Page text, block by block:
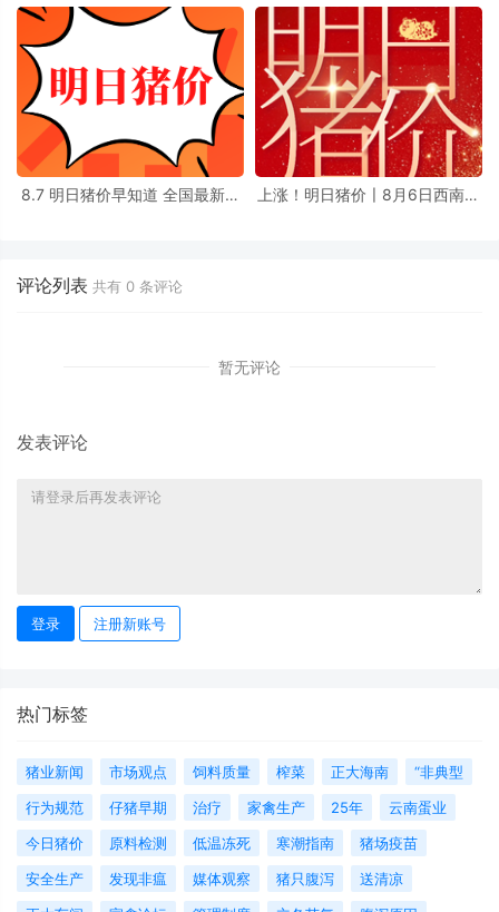
8.7 明日猪价早知道 全国最新猪
上涨！明日猪价〡8月6日西南地
评论列表 共有 0 条评论
暂无评论
发表评论
登录 注册新账号
热门标签
猪业新闻 市场观点 饲料质量 榨菜 正大海南
“非典型
行为规范
仔猪早期 治疗 家禽生产 25年
云南蛋业
今日猪价
原料检测 低温冻死 寒潮指南
猪场疫苗
安全生产
发现非瘟 媒体观察 猪只腹泻
送清凉